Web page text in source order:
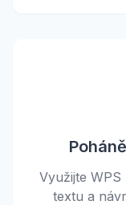
Využijte
textu a